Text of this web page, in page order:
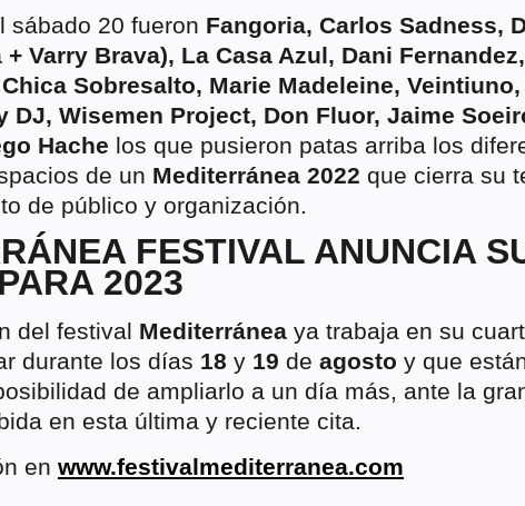
sábado 20 fueron Fangoria, Carlos Sadness,
Varry Brava), La Casa Azul, Dani
Sobresalto, Marie Madeleine, Veintiuno,
DJ, Wisemen Project, Don Fluor, Jaime
Hache los que pusieron patas arriba los
de un Mediterránea 2022 que cierra su
de público y organización.
FESTIVAL ANUNCIA
2023
del festival Mediterránea ya trabaja en su
durante los días 18 y 19 de agosto y que
de ampliarlo a un día más, ante la
en esta última y reciente cita.
en www.festivalmediterranea.com